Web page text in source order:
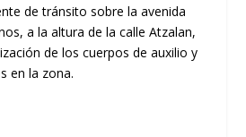
de tránsito sobre la avenida
a la altura de la calle Atzalan,
de los cuerpos de auxilio y
en la zona.